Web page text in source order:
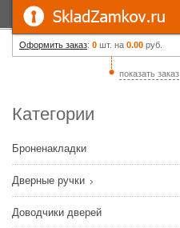
Оформить заказ: 0 шт. на 0.00 руб.
показать заказ
Категории
Броненакладки
Дверные ручки
Доводчики дверей